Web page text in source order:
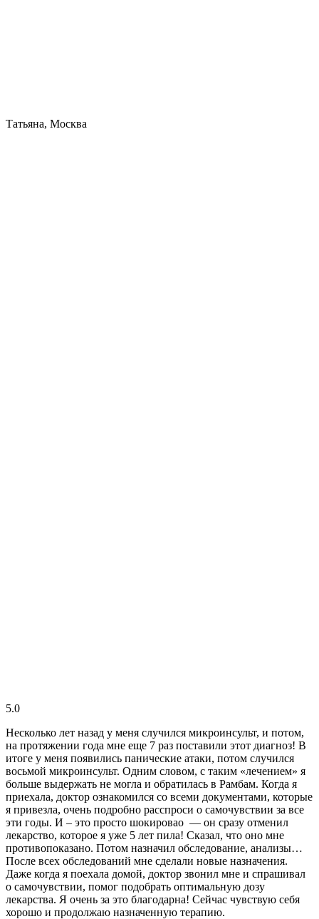
Татьяна, Москва
5.0
Несколько лет назад у меня случился микроинсульт, и потом,
на протяжении года мне еще 7 раз поставили этот диагноз! В
итоге у меня появились панические атаки, потом случился
восьмой микроинсульт. Одним словом, с таким «лечением» я
больше выдержать не могла и обратилась в Рамбам. Когда я
приехала, доктор ознакомился со всеми документами, которые
я привезла, очень подробно расспроси о самочувствии за все
эти годы. И – это просто шокировао — он сразу отменил
лекарство, которое я уже 5 лет пила! Сказал, что оно мне
противопоказано. Потом назначил обследование, анализы…
После всех обследований мне сделали новые назначения.
Даже когда я поехала домой, доктор звонил мне и спрашивал
о самочувствии, помог подобрать оптимальную дозу
лекарства. Я очень за это благодарна! Сейчас чувствую себя
хорошо и продолжаю назначенную терапию.